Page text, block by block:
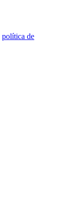
política de